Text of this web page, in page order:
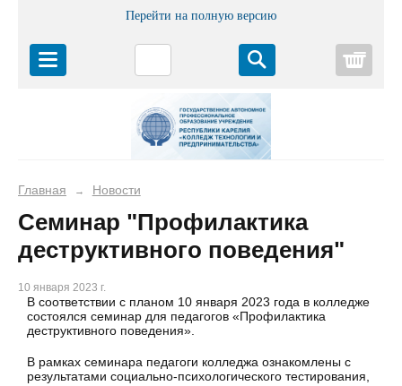
Перейти на полную версию
Главная → Новости
Семинар "Профилактика
деструктивного поведения"
10 января 2023 г.
В соответствии с планом 10 января 2023 года в колледже
состоялся семинар для педагогов «Профилактика
деструктивного поведения».
В рамках семинара педагоги колледжа ознакомлены с
результатами социально-психологического тестирования,